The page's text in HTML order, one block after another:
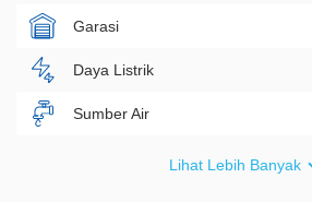
Garasi
Daya Listrik
Sumber Air
Lihat Lebih Banyak